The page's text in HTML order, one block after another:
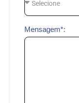
Mensagem*: